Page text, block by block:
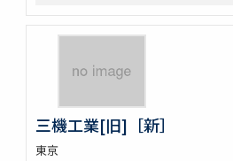
三機工業[旧]［新］
東京